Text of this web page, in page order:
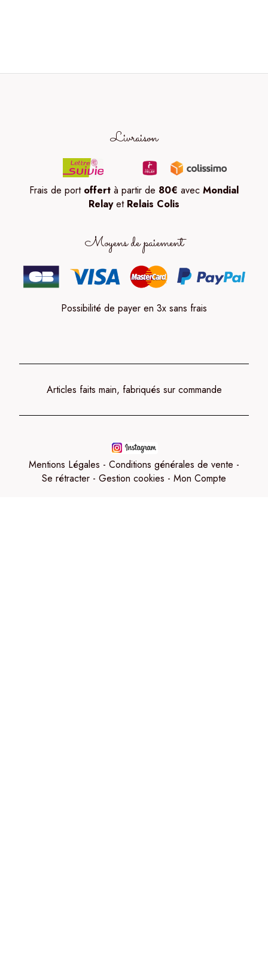
Livraison
Frais de port offert à partir de 80€ avec Mondial
Relayet Relais Colis
Moyens de paiement
Possibilité de payer en 3x sans frais
Articles faits main, fabriqués sur commande
Mentions Légales
Conditions générales de vente
Se rétracter
Gestion cookies Mon Compte